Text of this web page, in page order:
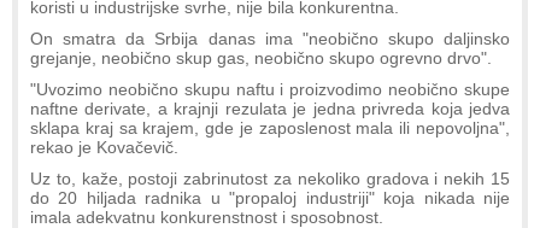
koristi u industrijske svrhe, nije bila konkurentna.
On smatra da Srbija danas ima "neobično skupo daljinsko
grejanje, neobično skup gas, neobično skupo ogrevno drvo".
"Uvozimo neobično skupu naftu i proizvodimo neobično skupe
naftne derivate, a krajnji rezulata je jedna privreda koja jedva
sklapa kraj sa krajem, gde je zaposlenost mala ili nepovoljna",
rekao je Kovačevič.
Uz to, kaže, postoji zabrinutost za nekoliko gradova i nekih 15
do 20 hiljada radnika u "propaloj industriji" koja nikada nije
imala adekvatnu konkurenstnost i sposobnost.